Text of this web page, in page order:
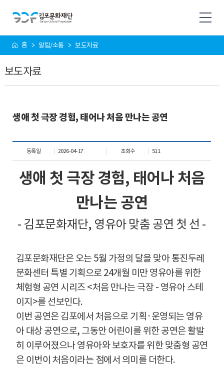
사
이
맵
홈 알림/소통 보도자료
보도자료
생애 첫 극장 경험, 태어나 처음 만나는 공연
등록일 2026-04-17 조회수 511
생애 첫 극장 경험, 태어나 처음
만나는 공연
- 김포문화재단, 영유아 맞춤 공연 첫 선 -
김포문화재단은 오는5월 가정의 달을 맞아 통진두레
문화센터 특별 기획으로24개월 미만 영유아를 위한
체험형 공연 시리즈<처음 만나는 극장 - 영유아 스테
이지 >를 선보인다.
이번 공연은 김포에서 처음으로 기획 ·운영되는 영유
아 대상 공연으로, 그동안 어린이를 위한 공연은 활발
히 이루어졌으나 영유아와 보호자를 위한 맞춤형 공연
은 이번이 처음이라는 점에서 의미를 더한다.